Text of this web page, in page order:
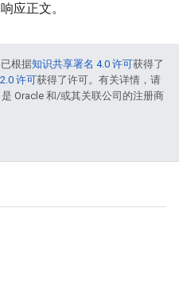
应正文。
根据知识共享署名 4.0 许可获得了
许可获得了许可。有关详情，请
是 Oracle 和/或其关联公司的注册商